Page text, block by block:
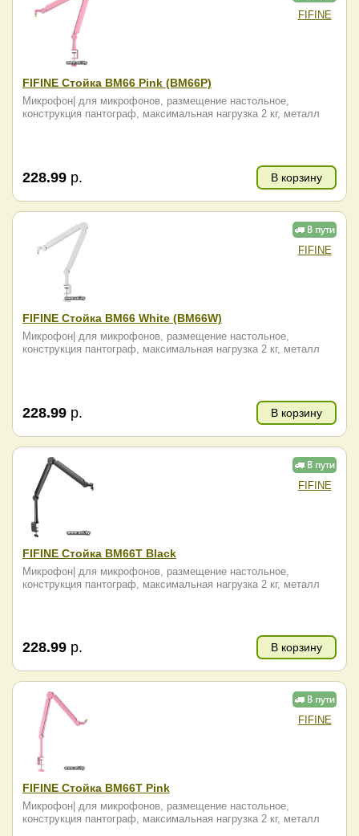
FIFINE
FIFINE Стойка BM66 Pink (BM66P)
Микрофон| для микрофонов, размещение настольное,
конструкция пантограф, максимальная нагрузка 2 кг, металл
228.99 р. В корзину
FIFINE
FIFINE Стойка BM66 White (BM66W)
Микрофон| для микрофонов, размещение настольное,
конструкция пантограф, максимальная нагрузка 2 кг, металл
228.99 р. В корзину
FIFINE
FIFINE Стойка BM66T Black
Микрофон| для микрофонов, размещение настольное,
конструкция пантограф, максимальная нагрузка 2 кг, металл
228.99 р. В корзину
FIFINE
FIFINE Стойка BM66T Pink
Микрофон| для микрофонов, размещение настольное,
конструкция пантограф, максимальная нагрузка 2 кг, металл